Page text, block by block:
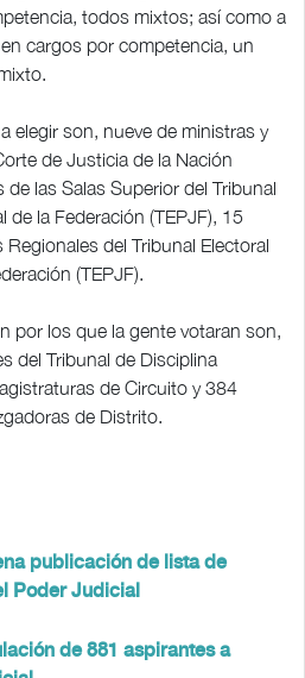
todos mixtos; así como a
cargos por competencia, un
elegir son, nueve de ministras y
de Justicia de la Nación
las Salas Superior del Tribunal
de la Federación (TEPJF), 15
del Tribunal Electoral
(TEPJF).
por los que la gente votaran son,
del Tribunal de Disciplina
de Circuito y 384
de Distrito.
publicación de lista de
Poder Judicial
de 881 aspirantes a